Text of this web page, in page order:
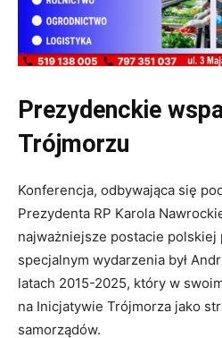
Prezydenckie
Trójmorzu
Konferencja, odbywająca się
Prezydenta RP Karola
najważniejsze postacie polskiej
specjalnym wydarzenia był
latach 2015-2025, który w
na Inicjatywie Trójmorza jako
samorządów.